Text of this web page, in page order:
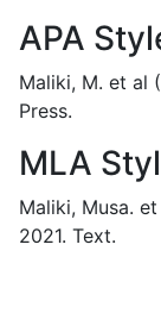
APA
Maliki, M. et al
Press.
MLA
Maliki, Musa. et
2021. Text.